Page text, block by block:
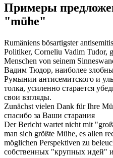
Примеры
"mühe"
Rumäniens bösartigster
Politiker, Corneliu Vadim Tudor,
Menschen von seinem
Вадим Тюдор, наиболее
Румынии антисемитского и
толка, усиленно старается
свои взгляды.
Zunächst vielen Dank für Ihre
спасибо за Ваши старания
Der Bericht wartet nicht mit
man sich größte Mühe, es allen
möglichen Perspektiven zu
собственных "крупных идей"